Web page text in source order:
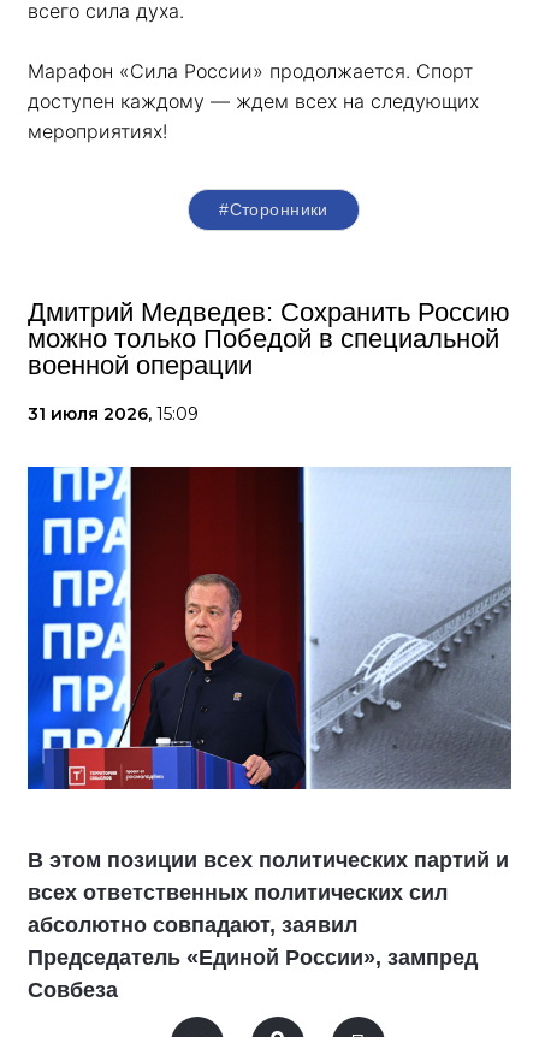
всего сила духа.
Марафон «Сила России» продолжается. Спорт
доступен каждому — ждем всех на следующих
мероприятиях!
#Сторонники
Дмитрий Медведев: Сохранить Россию
можно только Победой в специальной
военной операции
31 июля 2026, 15:09
В этом позиции всех политических партий и
всех ответственных политических сил
абсолютно совпадают, заявил
Председатель «Единой России», зампред
Совбеза